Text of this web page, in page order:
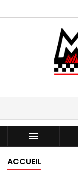

ACCUEIL